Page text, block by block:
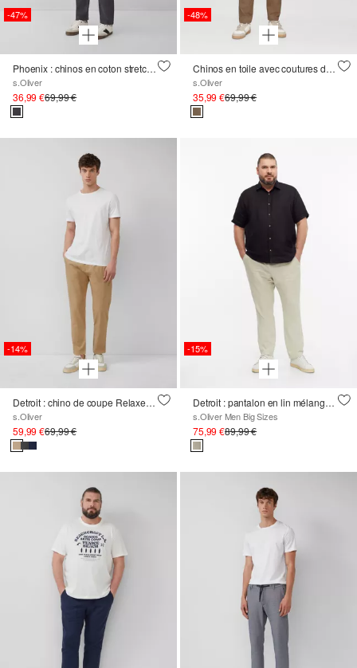
-47%
Phoenix : chinos en coton stretch à motifs avec ceinture élastique
s.Oliver
36,99 €69,99 €
-48%
Chinos en toile avec coutures détaillées
s.Oliver
35,99 €69,99 €
-14%
Detroit : chino de coupe Relaxed Fit en lin mélangé à ceinture élastique
s.Oliver
59,99 €69,99 €
-15%
Detroit : pantalon en lin mélangé à la coupe décontractée
s.Oliver Men Big Sizes
75,99 €89,99 €